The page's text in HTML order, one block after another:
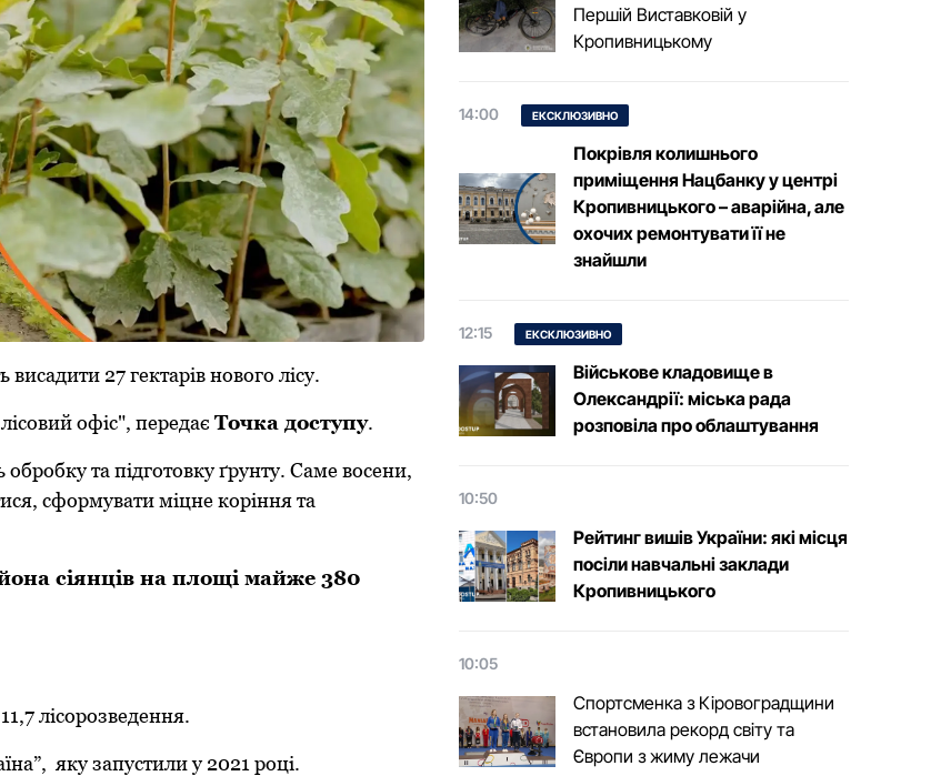
27 гектарів нового лісу.
офіс", передає Точка доступу.
та підготовку ґрунту. Саме восени,
сформувати міцне коріння та
сіянців на площі майже 380
лісорозведення.
яку запустили у 2021 році.
Першій Виставковій у
Кропивницькому
14:00 ЕКСКЛЮЗИВНО
Покрівля колишнього
приміщення Нацбанку у центрі
Кропивницького – аварійна, але
охочих ремонтувати її не
знайшли
12:15 ЕКСКЛЮЗИВНО
Військове кладовище в
Олександрії: міська рада
розповіла про облаштування
10:50
Рейтинг вишів України: які місця
посіли навчальні заклади
Кропивницького
10:05
Спортсменка з Кіровоградщини
встановила рекорд світу та
Європи з жиму лежачи